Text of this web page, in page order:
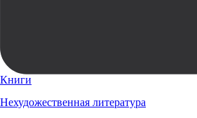
Книги
Нехудожественная литература